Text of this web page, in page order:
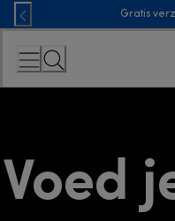
Skip
to
Content
Gratis
Voed